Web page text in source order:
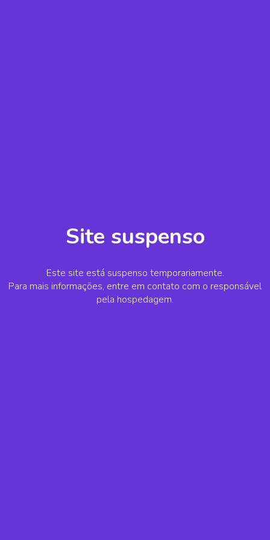
Site suspenso
Este site está suspenso temporariamente.
Para mais informações, entre em contato com o responsável
pela hospedagem.